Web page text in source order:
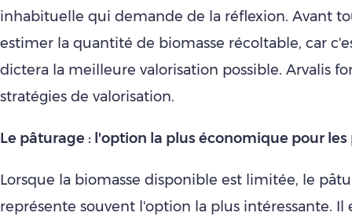
inhabituelle qui demande de la réflexion. Avant
estimer la quantité de biomasse récoltable, car
dictera la meilleure valorisation possible. Arvalis
stratégies de valorisation.
Le pâturage : l'option la plus économique pour
Lorsque la biomasse disponible est limitée, le
représente souvent l'option la plus intéressante. Il